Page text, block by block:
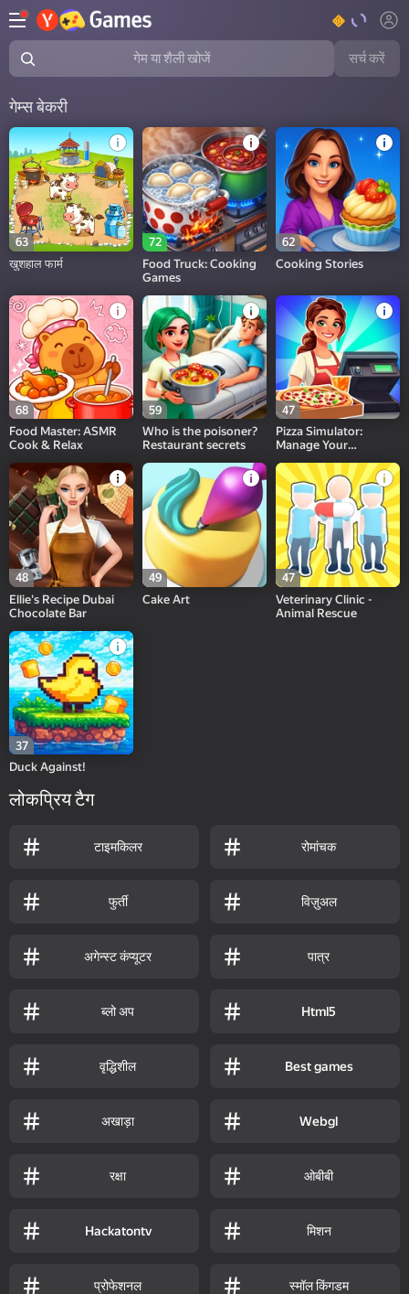
गेम या शैली खोजें सर्च करें
गेम्स बेकरी
63
खुशहाल फार्म
72
Food Truck: Cooking
Games
62
Cooking Stories
68
Food Master: ASMR
Cook & Relax
59
Who is the poisoner?
Restaurant secrets
47
Pizza Simulator:
Manage Your
48
Ellie's Recipe Dubai
Chocolate Bar
49
Cake Art
47
Veterinary Clinic -
Animal Rescue
37
Duck Against!
लोकप्रिय टैग
टाइमकिलर रोमांचक
फुर्ती विज़ुअल
अगेन्स्ट कंप्यूटर पात्र
ब्लो अप Html5
वृद्धिशील Best games
अखाड़ा Webgl
रक्षा ओबीबी
Hackatontv मिशन
प्रोफेशनल स्मॉल किंगडम